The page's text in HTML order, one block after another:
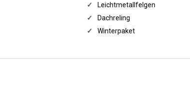
✓
Leichtmetallfelgen
✓
Dachreling
✓
Winterpaket